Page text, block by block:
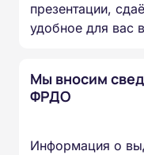
презентации,
удобное для вас
Мы вносим
ФРДО
Информация о